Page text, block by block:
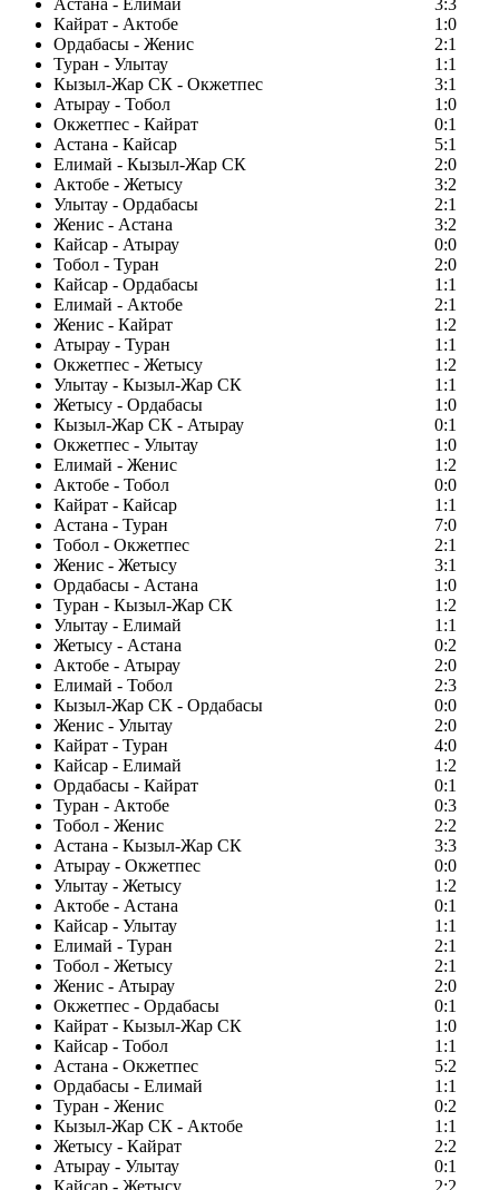
Астана - Елимай
3:3
Кайрат - Актобе
1:0
Ордабасы - Женис
2:1
Туран - Улытау
1:1
Кызыл-Жар СК - Окжетпес
3:1
Атырау - Тобол
1:0
Окжетпес - Кайрат
0:1
Астана - Кайсар
5:1
Елимай - Кызыл-Жар СК
2:0
Актобе - Жетысу
3:2
Улытау - Ордабасы
2:1
Женис - Астана
3:2
Кайсар - Атырау
0:0
Тобол - Туран
2:0
Кайсар - Ордабасы
1:1
Елимай - Актобе
2:1
Женис - Кайрат
1:2
Атырау - Туран
1:1
Окжетпес - Жетысу
1:2
Улытау - Кызыл-Жар СК
1:1
Жетысу - Ордабасы
1:0
Кызыл-Жар СК - Атырау
0:1
Окжетпес - Улытау
1:0
Елимай - Женис
1:2
Актобе - Тобол
0:0
Кайрат - Кайсар
1:1
Астана - Туран
7:0
Тобол - Окжетпес
2:1
Женис - Жетысу
3:1
Ордабасы - Астана
1:0
Туран - Кызыл-Жар СК
1:2
Улытау - Елимай
1:1
Жетысу - Астана
0:2
Актобе - Атырау
2:0
Елимай - Тобол
2:3
Кызыл-Жар СК - Ордабасы
0:0
Женис - Улытау
2:0
Кайрат - Туран
4:0
Кайсар - Елимай
1:2
Ордабасы - Кайрат
0:1
Туран - Актобе
0:3
Тобол - Женис
2:2
Астана - Кызыл-Жар СК
3:3
Атырау - Окжетпес
0:0
Улытау - Жетысу
1:2
Актобе - Астана
0:1
Кайсар - Улытау
1:1
Елимай - Туран
2:1
Тобол - Жетысу
2:1
Женис - Атырау
2:0
Окжетпес - Ордабасы
0:1
Кайрат - Кызыл-Жар СК
1:0
Кайсар - Тобол
1:1
Астана - Окжетпес
5:2
Ордабасы - Елимай
1:1
Туран - Женис
0:2
Кызыл-Жар СК - Актобе
1:1
Жетысу - Кайрат
2:2
Атырау - Улытау
0:1